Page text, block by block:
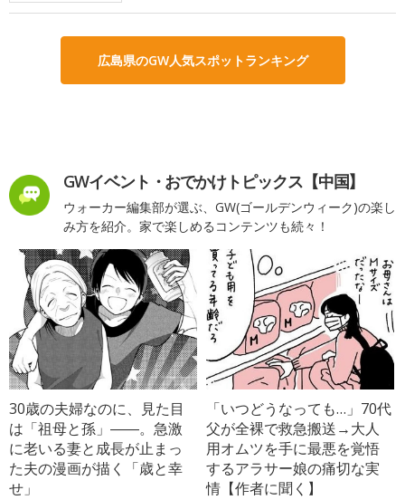
広島県のGW人気スポットランキング
GWイベント・おでかけトピックス【中国】
ウォーカー編集部が選ぶ、GW(ゴールデンウィーク)の楽し
み方を紹介。家で楽しめるコンテンツも続々！
30歳の夫婦なのに、見た目
は「祖母と孫」――。急激
に老いる妻と成長が止まっ
た夫の漫画が描く「歳と幸
せ」
「いつどうなっても…」70代
父が全裸で救急搬送→大人
用オムツを手に最悪を覚悟
するアラサー娘の痛切な実
情【作者に聞く】